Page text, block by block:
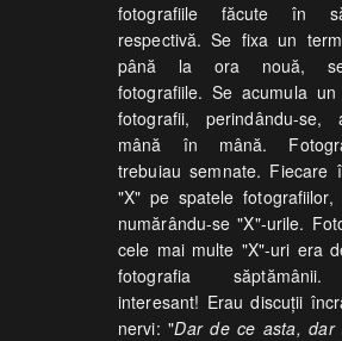
fotografiile făcute în
respectivă. Se fixa un
până la ora nouă,
fotografiile. Se acumula
fotografii, perindându-se,
mână în mână.
trebuiau semnate. Fiecare
"X" pe spatele fotografiilor,
numărându-se "X"-urile.
cele mai multe "X"-uri era
fotografia
interesant! Erau discuții
nervi: "Dar de ce asta, dar